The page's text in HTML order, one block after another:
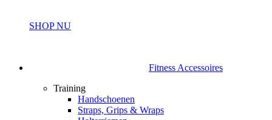
SHOP NU
Fitness Accessoires
Training
Handschoenen
Straps, Grips & Wraps